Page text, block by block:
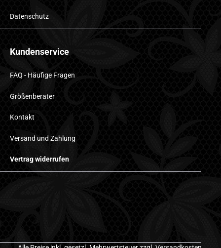
Datenschutz
Kundenservice
FAQ - Häufige Fragen
Größenberater
Kontakt
Versand und Zahlung
Vertrag widerrufen